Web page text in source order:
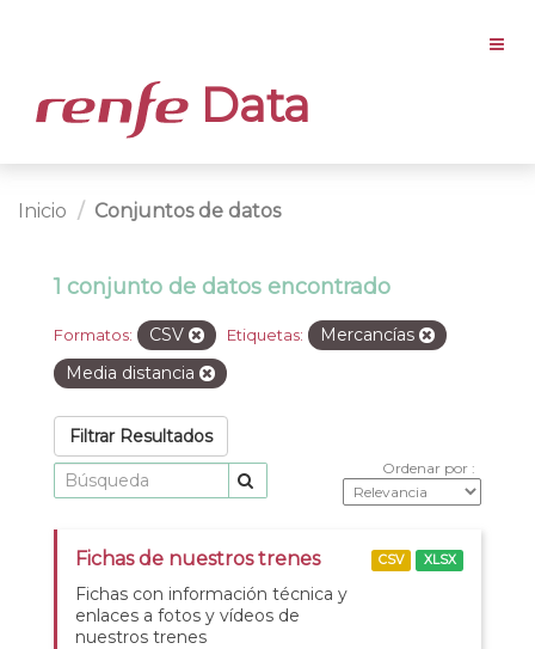
Data
Inicio Conjuntos de datos
1 conjunto de datos encontrado
Formatos: CSV Etiquetas:
Mercancías
Media distancia
Filtrar Resultados
Ordenar por
Fichas de nuestros trenes
Fichas con información técnica y
enlaces a fotos y vídeos de
nuestros trenes
CSV XLSX